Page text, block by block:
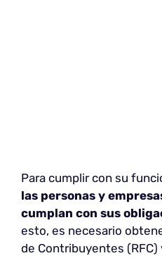
Para cumplir con su
las personas y
cumplan con sus
esto, es necesario
de Contribuyentes